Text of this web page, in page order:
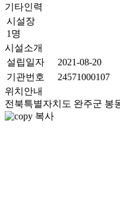
기타인력
시설장
1명
시설소개
설립일자
2021-08-20
기관번호
24571000107
위치안내
전북특별자치도 완주군 봉
복사